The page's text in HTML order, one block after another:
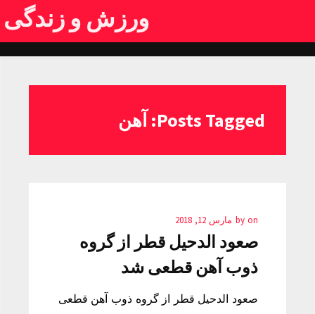
ورزش و زندگی
Posts Tagged: آهن
by on مارس 12, 2018
صعود الدحیل قطر از گروه
ذوب آهن قطعی شد
صعود الدحیل قطر از گروه ذوب آهن قطعی